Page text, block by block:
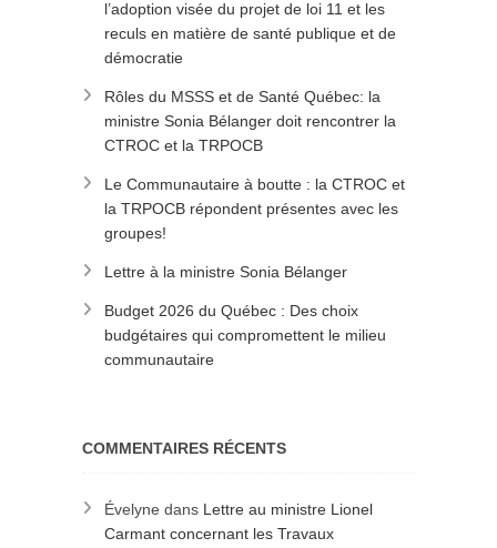
l’adoption visée du projet de loi 11 et les
reculs en matière de santé publique et de
démocratie
Rôles du MSSS et de Santé Québec: la
ministre Sonia Bélanger doit rencontrer la
CTROC et la TRPOCB
Le Communautaire à boutte : la CTROC et
la TRPOCB répondent présentes avec les
groupes!
Lettre à la ministre Sonia Bélanger
Budget 2026 du Québec : Des choix
budgétaires qui compromettent le milieu
communautaire
COMMENTAIRES RÉCENTS
Évelyne dans Lettre au ministre Lionel
Carmant concernant les Travaux